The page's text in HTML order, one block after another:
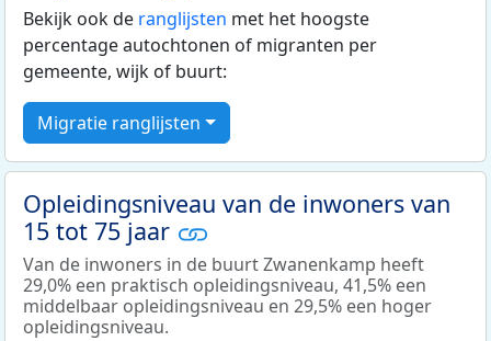
Bekijk ook de ranglijsten met het hoogste
percentage autochtonen of migranten per
gemeente, wijk of buurt:
Migratie ranglijsten
Opleidingsniveau van de inwoners van
15 tot 75 jaar
Van de inwoners in de buurt Zwanenkamp heeft
29,0% een praktisch opleidingsniveau, 41,5% een
middelbaar opleidingsniveau en 29,5% een hoger
opleidingsniveau.